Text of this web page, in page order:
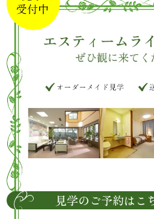
見学のご予約はこ